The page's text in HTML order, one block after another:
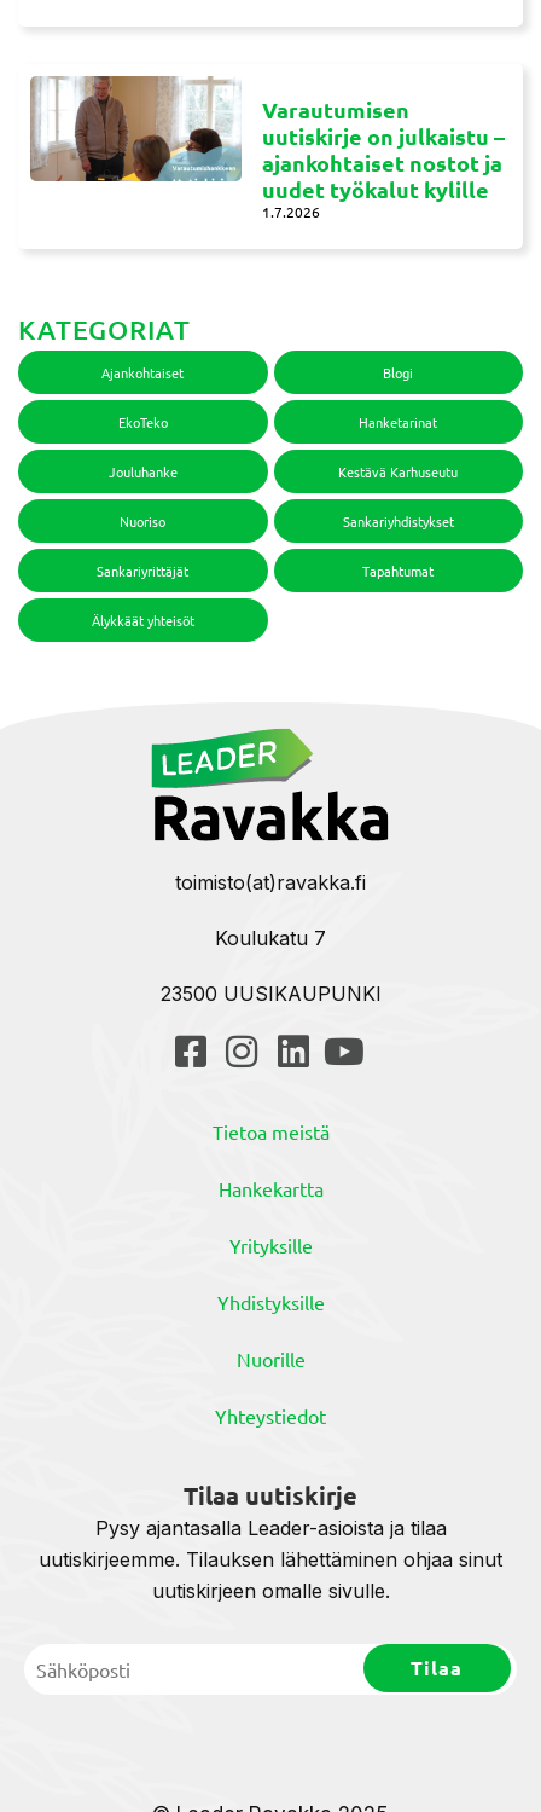
Varautumisen
uutiskirje on julkaistu –
ajankohtaiset nostot ja
uudet työkalut kylille
1.7.2026
KATEGORIAT
Ajankohtaiset Blogi
EkoTeko Hanketarinat
Jouluhanke Kestävä Karhuseutu
Nuoriso Sankariyhdistykset
Sankariyrittäjät Tapahtumat
Älykkäät yhteisöt
toimisto(at)ravakka.fi
Koulukatu 7
23500 UUSIKAUPUNKI
Tietoa meistä
Hankekartta
Yrityksille
Yhdistyksille
Nuorille
Yhteystiedot
Tilaa uutiskirje
Pysy ajantasalla Leader-asioista ja tilaa
uutiskirjeemme. Tilauksen lähettäminen ohjaa sinut
uutiskirjeen omalle sivulle.